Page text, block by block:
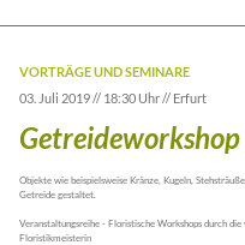
VORTRÄGE UND SEMINARE
03. Juli 2019 // 18:30 Uhr // Erfurt
Getreideworkshop
Objekte wie beispielsweise Kränze, Kugeln,
Getreide gestaltet.
Veranstaltungsreihe - Floristische Workshops durch
Floristikmeisterin